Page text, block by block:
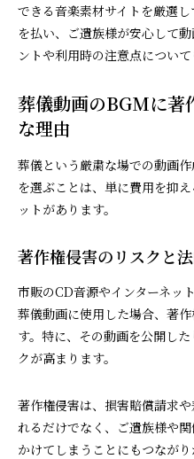
できる音楽素材サイトを厳選
を払い、ご遺族様が安心して
ントや利用時の注意点につい
葬儀動画のBGMに著
な理由
葬儀という厳粛な場での動画
を選ぶことは、単に費用を抑
ットがあります。
著作権侵害のリスクと
市販のCD音源やインターネッ
葬儀動画に使用した場合、著
す。特に、その動画を公開し
クが高まります。
著作権侵害は、損害賠償請求
れるだけでなく、ご遺族様や
かけてしまうことにもつなが